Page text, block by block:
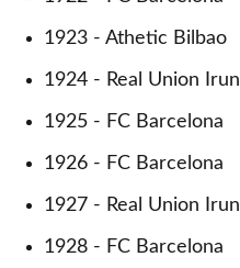
1923 - Athetic Bilbao
1924 - Real Union Irun
1925 - FC Barcelona
1926 - FC Barcelona
1927 - Real Union Irun
1928 - FC Barcelona